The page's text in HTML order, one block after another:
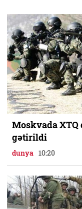
Moskvada XTQ
gətirildi
dunya 10:20